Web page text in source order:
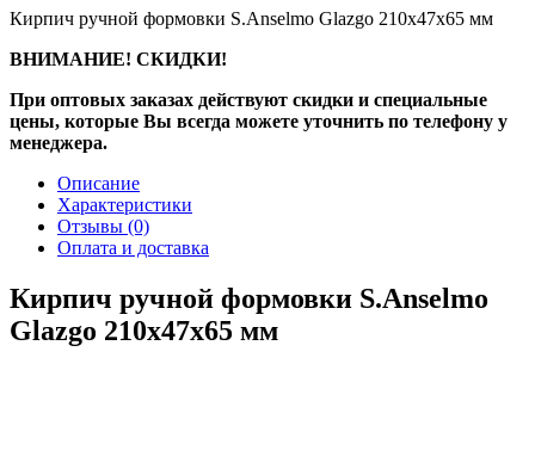
Кирпич ручной формовки S.Anselmo Glazgo 210х47х65 мм
ВНИМАНИЕ! СКИДКИ!
При оптовых заказах действуют скидки и специальные
цены, которые Вы всегда можете уточнить по телефону у
менеджера.
Описание
Характеристики
Отзывы (0)
Оплата и доставка
Кирпич ручной формовки S.Anselmo
Glazgo 210х47х65 мм